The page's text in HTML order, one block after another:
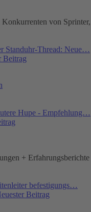
von
Standuhr-Thread: Neue…
Beitrag
Hupe - Empfehlung…
+ Erfahrungsberichte
befestigungs…
Beitrag